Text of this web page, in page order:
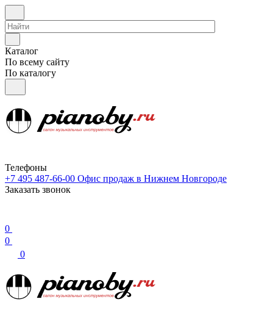
Каталог
По всему сайту
По каталогу
Телефоны
+7 495 487-66-00 Офис продаж в Нижнем Новгороде
Заказать звонок
0
0
0